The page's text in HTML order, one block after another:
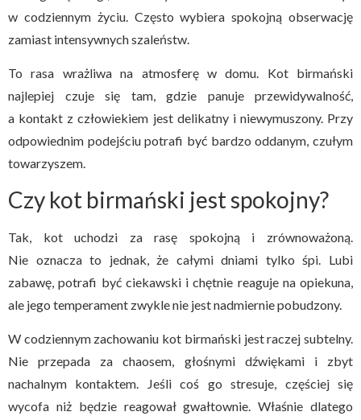
w codziennym życiu. Często wybiera spokojną obserwację
zamiast intensywnych szaleństw.
To rasa wrażliwa na atmosferę w domu. Kot birmański
najlepiej czuje się tam, gdzie panuje przewidywalność,
a kontakt z człowiekiem jest delikatny i niewymuszony. Przy
odpowiednim podejściu potrafi być bardzo oddanym, czułym
towarzyszem.
Czy kot birmański jest spokojny?
Tak, kot uchodzi za rasę spokojną i zrównoważoną.
Nie oznacza to jednak, że całymi dniami tylko śpi. Lubi
zabawę, potrafi być ciekawski i chętnie reaguje na opiekuna,
ale jego temperament zwykle nie jest nadmiernie pobudzony.
W codziennym zachowaniu kot birmański jest raczej subtelny.
Nie przepada za chaosem, głośnymi dźwiękami i zbyt
nachalnym kontaktem. Jeśli coś go stresuje, częściej się
wycofa niż będzie reagował gwałtownie. Właśnie dlatego